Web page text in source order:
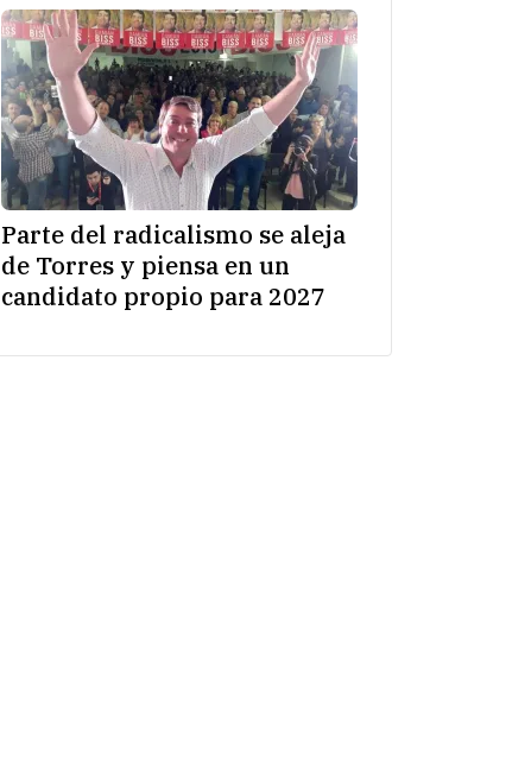
Parte del radicalismo se aleja
de Torres y piensa en un
candidato propio para 2027